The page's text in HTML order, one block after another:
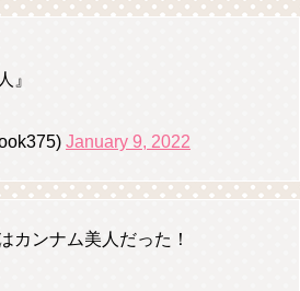
』
January 9, 2022
カンナム美人だった！